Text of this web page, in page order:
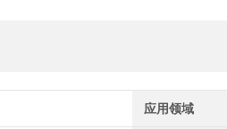
应用领域